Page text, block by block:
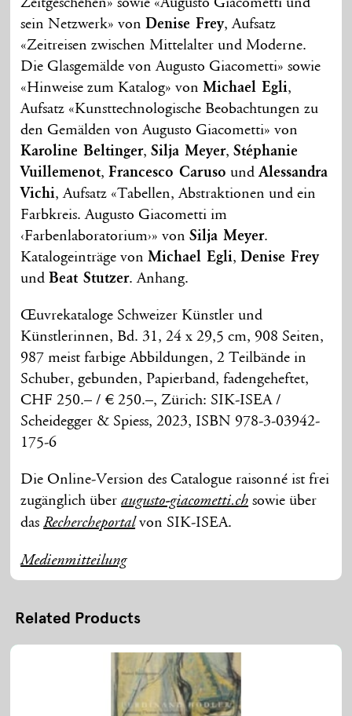
Zeitgeschehen» sowie «Augusto Giacometti und
sein Netzwerk» vonDenise Frey, Aufsatz
«Zeitreisen zwischen Mittelalter und Moderne.
Die Glasgemälde von Augusto Giacometti» sowie
«Hinweise zum Katalog» vonMichael Egli,
Aufsatz «Kunsttechnologische Beobachtungen zu
den Gemälden von Augusto Giacometti» von
Karoline Beltinger,Silja Meyer,Stéphanie
Vuillemenot,Francesco Caruso undAlessandra
Vichi, Aufsatz «Tabellen, Abstraktionen und ein
Farbkreis. Augusto Giacometti im
‹Farbenlaboratorium›» vonSilja Meyer.
Katalogeinträge vonMichael Egli,Denise Frey
undBeat Stutzer. Anhang.
Œuvrekataloge Schweizer Künstler und
Künstlerinnen, Bd. 31, 24 x 29,5 cm, 908 Seiten,
987 meist farbige Abbildungen, 2 Teilbände in
Schuber, gebunden, Papierband, fadengeheftet,
CHF 250.– / € 250.–, Zürich: SIK-ISEA /
Scheidegger & Spiess, 2023, ISBN 978-3-03942-
175-6
Die Online-Version des Catalogue raisonné ist frei
zugänglich überaugusto-giacometti.ch sowie über
dasRechercheportalvon SIK-ISEA.
Medienmitteilung
Related Products